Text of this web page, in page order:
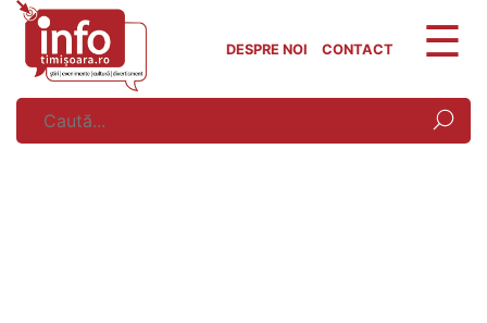
Skip
content
DESPRE NOI CONTACT